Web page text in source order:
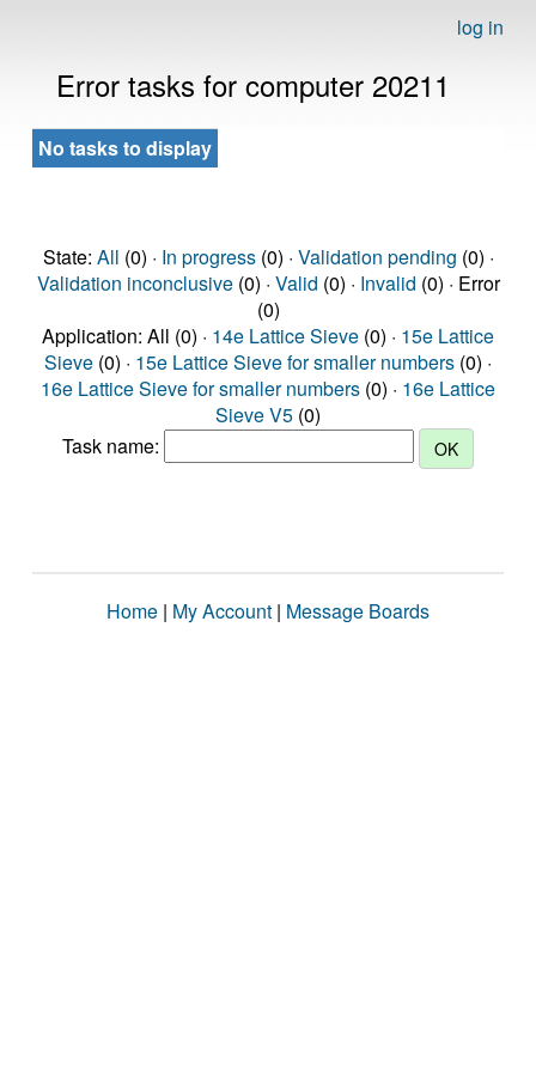
log in
Error tasks for computer 20211
No tasks to display
State: All (0) · In progress(0) · Validation pending (0) ·
Validation inconclusive(0) · Valid (0) · Invalid (0) · Error
(0)
Application: All (0) · 14e Lattice Sieve (0) · 15e Lattice
Sieve (0) · 15e Lattice Sieve for smaller numbers (0) ·
16e Lattice Sieve for smaller numbers (0) · 16e Lattice
Sieve V5 (0)
Task name:
Home | My Account | Message Boards